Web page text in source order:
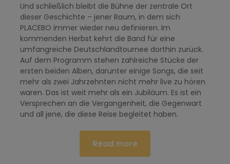
Und schließlich bleibt die Bühne der zentrale Ort
dieser Geschichte – jener Raum, in dem sich
PLACEBO immer wieder neu definieren. Im
kommenden Herbst kehrt die Band für eine
umfangreiche Deutschlandtournee dorthin zurück.
Auf dem Programm stehen zahlreiche Stücke der
ersten beiden Alben, darunter einige Songs, die seit
mehr als zwei Jahrzehnten nicht mehr live zu hören
waren. Das ist weit mehr als ein Jubiläum. Es ist ein
Versprechen an die Vergangenheit, die Gegenwart
und all jene, die diese Reise begleitet haben.
Read more